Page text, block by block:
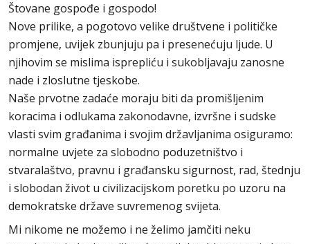
Štovane gospođe i gospodo!
Nove prilike, a pogotovo velike društvene i političke
promjene, uvijek zbunjuju pa i presenećuju ljude. U
njihovim se mislima isprepliću i sukobljavaju zanosne
nade i zloslutne tjeskobe.
Naše prvotne zadaće moraju biti da promišljenim
koracima i odlukama zakonodavne, izvršne i sudske
vlasti svim građanima i svojim državljanima osiguramo:
normalne uvjete za slobodno poduzetništvo i
stvaralaštvo, pravnu i građansku sigurnost, rad, štednju
i slobodan život u civilizacijskom poretku po uzoru na
demokratske države suvremenog svijeta.
Mi nikome ne možemo i ne želimo jamčiti neku